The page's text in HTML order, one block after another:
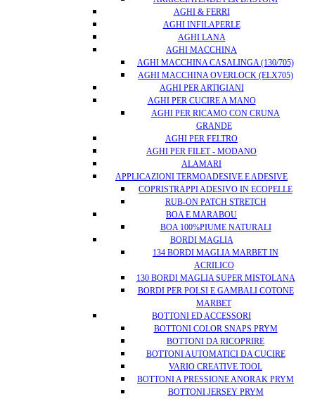
AGHI & FERRI
AGHI INFILAPERLE
AGHI LANA
AGHI MACCHINA
AGHI MACCHINA CASALINGA (130/705)
AGHI MACCHINA OVERLOCK (ELX705)
AGHI PER ARTIGIANI
AGHI PER CUCIRE A MANO
AGHI PER RICAMO CON CRUNA
GRANDE
AGHI PER FELTRO
AGHI PER FILET - MODANO
ALAMARI
APPLICAZIONI TERMOADESIVE E ADESIVE
COPRISTRAPPI ADESIVO IN ECOPELLE
RUB-ON PATCH STRETCH
BOA E MARABOU
BOA 100%PIUME NATURALI
BORDI MAGLIA
134 BORDI MAGLIA MARBET IN
ACRILICO
130 BORDI MAGLIA SUPER MISTOLANA
BORDI PER POLSI E GAMBALI COTONE
MARBET
BOTTONI ED ACCESSORI
BOTTONI COLOR SNAPS PRYM
BOTTONI DA RICOPRIRE
BOTTONI AUTOMATICI DA CUCIRE
VARIO CREATIVE TOOL
BOTTONI A PRESSIONE ANORAK PRYM
BOTTONI JERSEY PRYM